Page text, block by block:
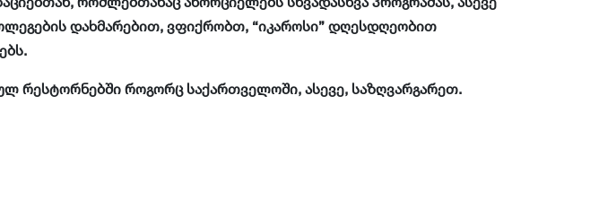
დახმარებით, ვფიქრობთ, “იკაროსი” დღესდღეობით
რესტორნებში როგორც საქართველოში, ასევე, საზღვარგარეთ.